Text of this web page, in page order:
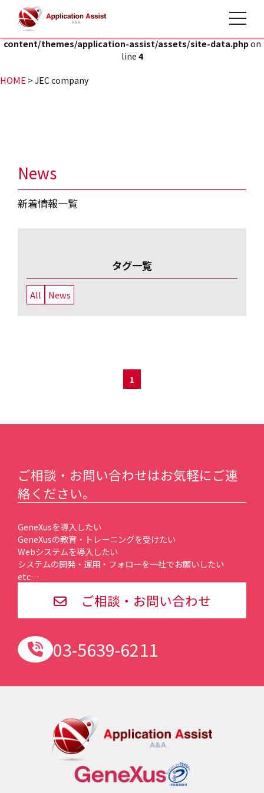
Warning: Attempt to read property "post_title" on null in
content/themes/application-assist/assets/site-data.phpon
line4
toggle
HOME >JEC company
News
新着情報一覧
タグ一覧
All News
1
ご相談・お問い合わせはお気軽にご連
絡ください。
GeneXusを導入したい
GeneXusの教育・トレーニングを受けたい
Webシステムを導入したい
システムの開発・運用・フォローを一社でお願いしたい
etc…
ご相談・お問い合わせ
03-5639-6211